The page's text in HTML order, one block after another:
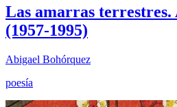
Las amarras
(1957-1995)
Abigael Bohórquez
poesía